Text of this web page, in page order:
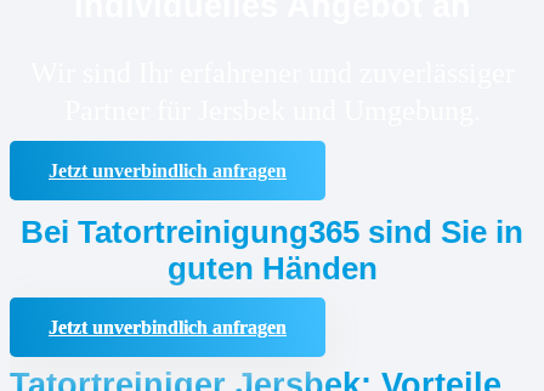
Jetzt unverbindlich anfragen
Bei Tatortreinigung365 sind Sie in
guten Händen
Jetzt unverbindlich anfragen